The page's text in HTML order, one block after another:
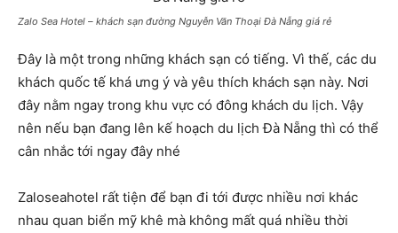
Zalo Sea Hotel – khách sạn đường Nguyễn Văn Thoại Đà Nẵng giá rẻ
Đây là một trong những khách sạn có tiếng. Vì thế, các du
khách quốc tế khá ưng ý và yêu thích khách sạn này. Nơi
đây nằm ngay trong khu vực có đông khách du lịch. Vậy
nên nếu bạn đang lên kế hoạch du lịch Đà Nẵng thì có thể
cân nhắc tới ngay đây nhé
Zaloseahotel rất tiện để bạn đi tới được nhiều nơi khác
nhau quan biển mỹ khê mà không mất quá nhiều thời